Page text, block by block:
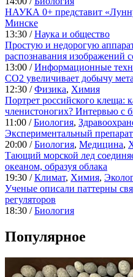
НАУКА 0+ представит
Минске
13:30 /Наука и общество
Простую и недорогую
распознавания изображений
13:00 /Информационные
CO2 увеличивает добычу
12:30 /Физика, Химия
Портрет российского клеща:
членистоногих? Интервью с
11:00 /Биология,
Экспериментальный
20:00 /Биология, Медицина,
Тающий морской лед
океаном, образуя облака
19:30 /Климат, Химия,
Ученые описали паттерны
регуляторов
18:30 /Биология
Популярное